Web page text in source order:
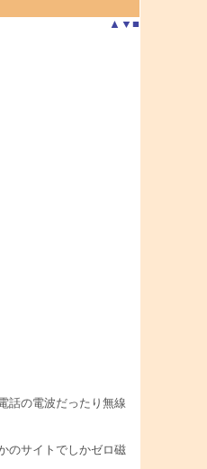
▲ ▼ ■
話の電波だったり無線
のサイトでしかゼロ磁